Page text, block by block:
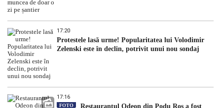
17:20
Protestele lasă urme! Popularitatea lui Volodimir
Zelenski este în declin, potrivit unui nou sondaj
17:16
FOTO
Restaurantul Odeon din Podu Roș a fost